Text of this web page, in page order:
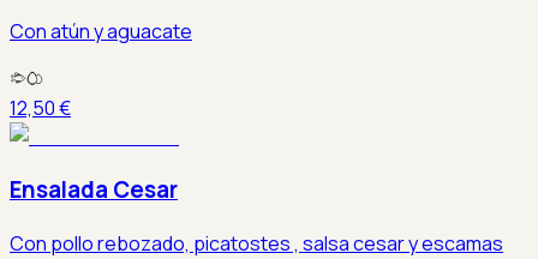
Con atún y aguacate
12,50 €
Ensalada Cesar
Con pollo rebozado, picatostes , salsa cesar y escamas